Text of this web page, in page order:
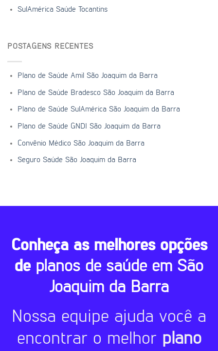
SulAmérica Saúde Tocantins
POSTAGENS RECENTES
Plano de Saúde Amil São Joaquim da Barra
Plano de Saúde Bradesco São Joaquim da Barra
Plano de Saúde SulAmérica São Joaquim da Barra
Plano de Saúde GNDI São Joaquim da Barra
Convênio Médico São Joaquim da Barra
Seguro Saúde São Joaquim da Barra
Conheça as melhores opções
de planos de saúde em São
Joaquim da Barra
Nossa equipe ajuda você a
encontrar o melhor plano